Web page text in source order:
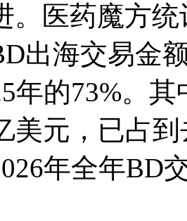
。医药魔方
出海交易金
年的73%。
美元，已占
年全年BD